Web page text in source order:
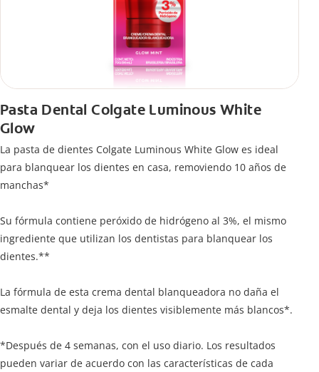
Pasta Dental Colgate Luminous White
Glow
La pasta de dientes Colgate Luminous White Glow es ideal
para blanquear los dientes en casa, removiendo 10 años de
manchas*
Su fórmula contiene peróxido de hidrógeno al 3%, el mismo
ingrediente que utilizan los dentistas para blanquear los
dientes.**
La fórmula de esta crema dental blanqueadora no daña el
esmalte dental y deja los dientes visiblemente más blancos*.
*Después de 4 semanas, con el uso diario. Los resultados
pueden variar de acuerdo con las características de cada